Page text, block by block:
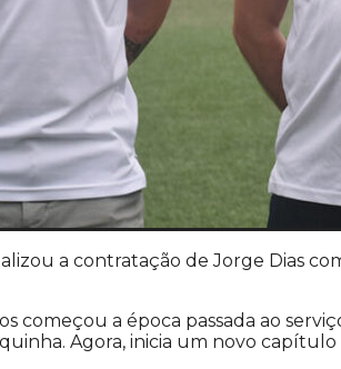
a contratação de Jorge Dias
começou a época passada ao
Agora, inicia um novo capítulo